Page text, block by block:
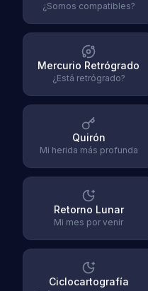
¿Somos compatibles?
Mercurio Retrógrado
¿Está retrógrado?
Quirón
Mi herida más profunda
Retorno Lunar
Mi mes por venir
Ciclocartografía